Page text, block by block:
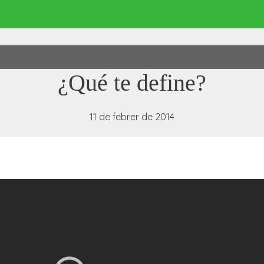
¿Qué te define?
11 de febrer de 2014